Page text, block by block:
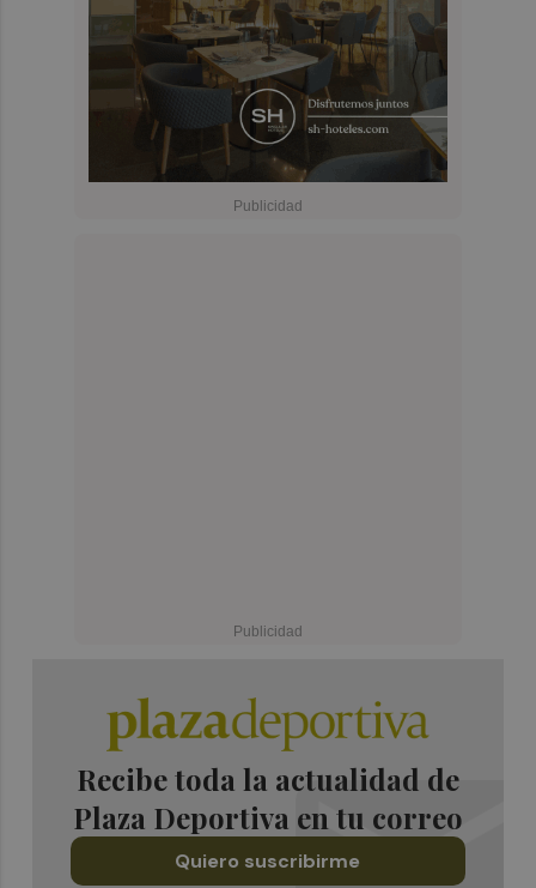
Recibe toda la actualidad de
Plaza Deportiva en tu correo
Quiero suscribirme